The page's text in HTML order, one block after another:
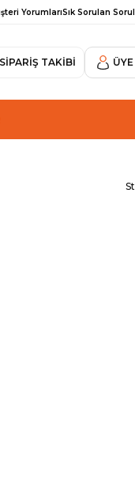
YorumlarıSık Sorulan
SİPARİŞ TAKİBİ